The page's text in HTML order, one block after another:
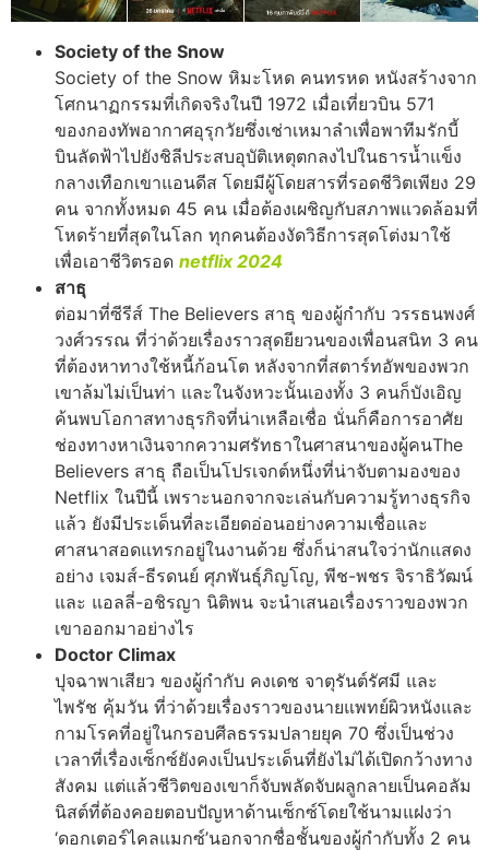
Society of the Snow
Society of the Snow หิมะโหด คนทรหด หนังสร้างจาก
โศกนาฏกรรมที่เกิดจริงในปี 1972 เมื่อเที่ยวบิน 571
ของกองทัพอากาศอุรุกวัยซึ่งเช่าเหมาลำเพื่อพาทีมรักบี้
บินลัดฟ้าไปยังชิลีประสบอุบัติเหตุตกลงไปในธารน้ำแข็ง
กลางเทือกเขาแอนดีส โดยมีผู้โดยสารที่รอดชีวิตเพียง 29
คน จากทั้งหมด 45 คน เมื่อต้องเผชิญกับสภาพแวดล้อมที่
โหดร้ายที่สุดในโลก ทุกคนต้องงัดวิธีการสุดโต่งมาใช้
เพื่อเอาชีวิตรอด netflix 2024
สาธุ
ต่อมาที่ซีรีส์ The Believers สาธุ ของผู้กำกับ วรรธนพงศ์
วงศ์วรรณ ที่ว่าด้วยเรื่องราวสุดยียวนของเพื่อนสนิท 3 คน
ที่ต้องหาทางใช้หนี้ก้อนโต หลังจากที่สตาร์ทอัพของพวก
เขาล้มไม่เป็นท่า และในจังหวะนั้นเองทั้ง 3 คนก็บังเอิญ
ค้นพบโอกาสทางธุรกิจที่น่าเหลือเชื่อ นั่นก็คือการอาศัย
ช่องทางหาเงินจากความศรัทธาในศาสนาของผู้คนThe
Believers สาธุ ถือเป็นโปรเจกต์หนึ่งที่น่าจับตามองของ
Netflix ในปีนี้ เพราะนอกจากจะเล่นกับความรู้ทางธุรกิจ
แล้ว ยังมีประเด็นที่ละเอียดอ่อนอย่างความเชื่อและ
ศาสนาสอดแทรกอยู่ในงานด้วย ซึ่งก็น่าสนใจว่านักแสดง
อย่าง เจมส์-ธีรดนย์ ศุภพันธุ์ภิญโญ, พีช-พชร จิราธิวัฒน์
และ แอลลี่-อชิรญา นิติพน จะนำเสนอเรื่องราวของพวก
เขาออกมาอย่างไร
Doctor Climax
ปุจฉาพาเสียว ของผู้กำกับ คงเดช จาตุรันต์รัศมี และ
ไพรัช คุ้มวัน ที่ว่าด้วยเรื่องราวของนายแพทย์ผิวหนังและ
กามโรคที่อยู่ในกรอบศีลธรรมปลายยุค 70 ซึ่งเป็นช่วง
เวลาที่เรื่องเซ็กซ์ยังคงเป็นประเด็นที่ยังไม่ได้เปิดกว้างทาง
สังคม แต่แล้วชีวิตของเขาก็จับพลัดจับผลูกลายเป็นคอลัม
นิสต์ที่ต้องคอยตอบปัญหาด้านเซ็กซ์โดยใช้นามแฝงว่า
‘ดอกเตอร์ไคลแมกซ์’นอกจากชื่อชั้นของผู้กำกับทั้ง 2 คน